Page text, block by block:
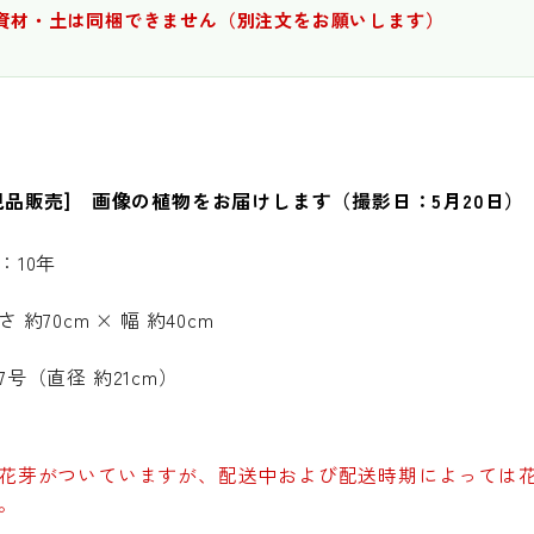
・土は同梱できません（別注文をお願いします）
販売] 画像の植物をお届けします（撮影日：5月20日）
10年
約70cm × 幅 約40cm
（直径 約21cm）
芽がついていますが、配送中および配送時期によっては